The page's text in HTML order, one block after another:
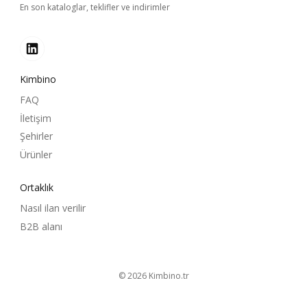
En son kataloglar, teklifler ve indirimler
Kimbino
FAQ
İletişim
Şehirler
Ürünler
Ortaklık
Nasıl ilan verilir
B2B alanı
© 2026 kimbino.tr